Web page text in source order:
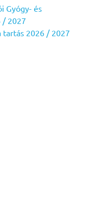
Gyógy- és
/ 2027
tartás 2026 / 2027